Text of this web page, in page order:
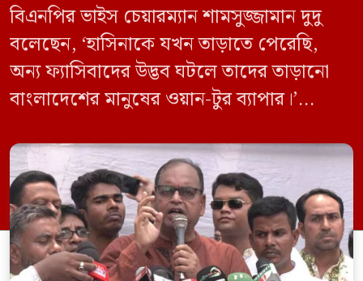
বিএনপির ভাইস চেয়ারম্যান শামসুজ্জামান দুদু
বলেছেন, ‘হাসিনাকে যখন তাড়াতে পেরেছি,
অন্য ফ্যাসিবাদের উদ্ভব ঘটলে তাদের তাড়ানো
বাংলাদেশের মানুষের ওয়ান-টুর ব্যাপার।’
মন্তব্য করেন। অন্তর্বর্তী সরকারকে নির্বাচনের
রোডম্যাপ ঘোষণার তাগিদ দিয়ে তিনি বলেন,
‘অনতিবিলম্বে ঘোষণা করেন কোন মাসে, কোন
সালে নির্বাচন হবে। আপনারা একবার ডিসেম্বর,
একবার জুন বলছেন, এই ফাইজলামি বাদ […]